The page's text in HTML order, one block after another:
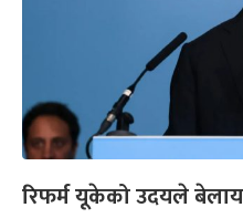
रिफर्म यूकेको उदयले